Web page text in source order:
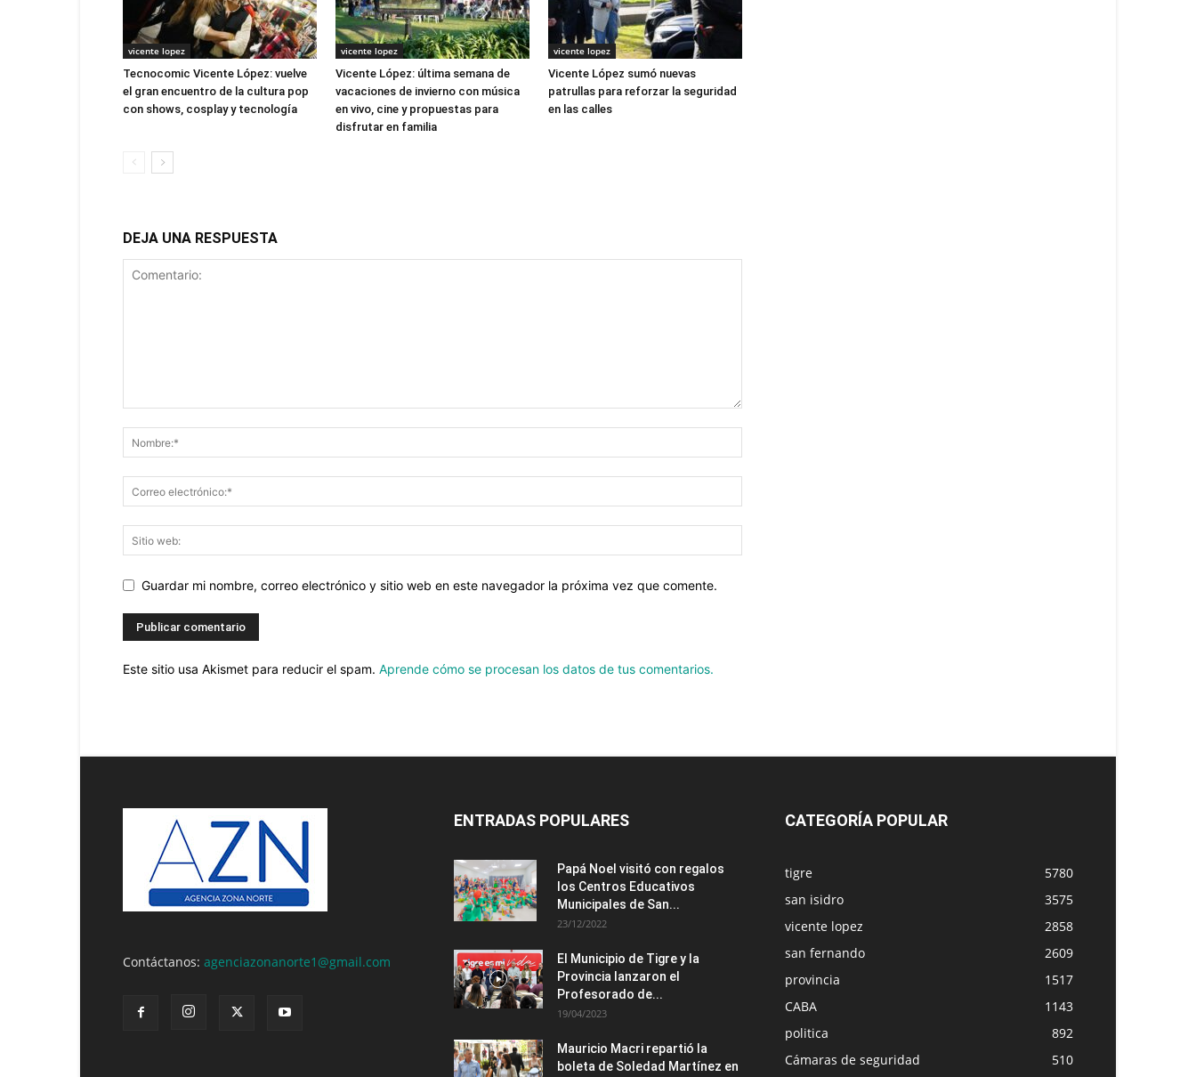
vicente lopez
Tecnocomic Vicente López: vuelve
el gran encuentro de la cultura pop
con shows, cosplay y tecnología
vicente lopez
Vicente López: última semana de
vacaciones de invierno con música
en vivo, cine y propuestas para
disfrutar en familia
vicente lopez
Vicente López sumó nuevas
patrullas para reforzar la seguridad
en las calles
DEJA UNA RESPUESTA
Guardar mi nombre, correo electrónico y sitio web en este navegador la próxima vez que comente.
Este sitio usa Akismet para reducir el spam. Aprende cómo se procesan los datos de tus comentarios.
Contáctanos: agenciazonanorte1@gmail.com
ENTRADAS POPULARES
Papá Noel visitó con regalos
los Centros Educativos
Municipales de San...
23/12/2022
El Municipio de Tigre y la
Provincia lanzaron el
Profesorado de...
19/04/2023
Mauricio Macri repartió la
boleta de Soledad Martínez en
CATEGORÍA POPULAR
tigre
5780
san isidro
3575
vicente lopez
2858
san fernando
2609
provincia
1517
CABA
1143
politica
892
Cámaras de seguridad
510